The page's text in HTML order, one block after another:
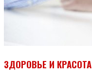
ЗДОРОВЬЕ И КРАСОТА